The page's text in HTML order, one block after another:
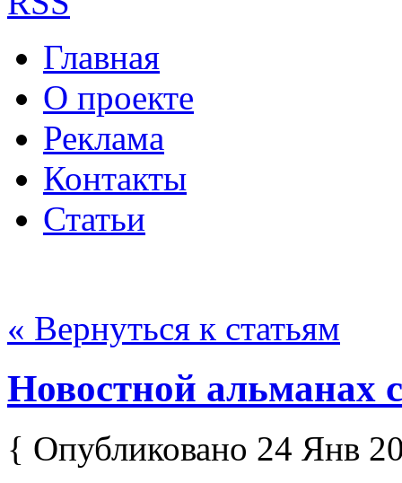
Главная
О проекте
Реклама
Контакты
Статьи
« Вернуться к статьям
Новостной альманах
{ Опубликовано 24 Янв